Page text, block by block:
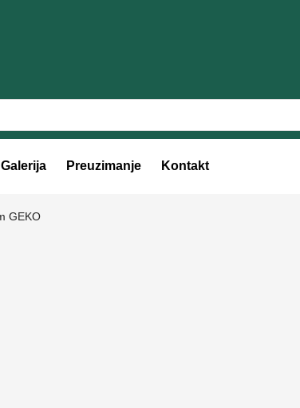
Galerija Preuzimanje Kontakt